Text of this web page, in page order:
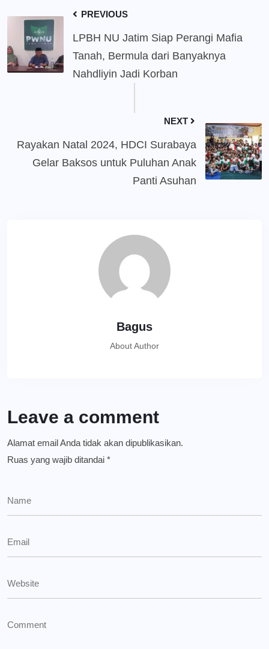
PREVIOUS
LPBH NU Jatim Siap Perangi Mafia
Tanah, Bermula dari Banyaknya
Nahdliyin Jadi Korban
NEXT
Rayakan Natal 2024, HDCI Surabaya
Gelar Baksos untuk Puluhan Anak
Panti Asuhan
Bagus
About Author
Leave a comment
Alamat email Anda tidak akan dipublikasikan.
Ruas yang wajib ditandai *